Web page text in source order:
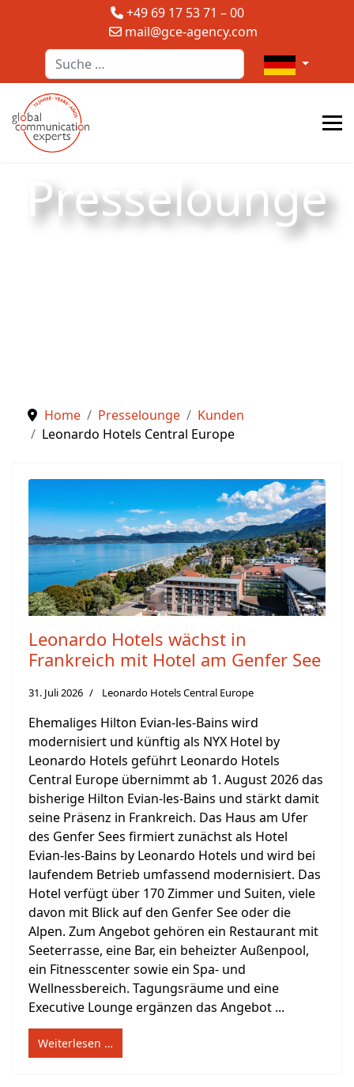
+49 69 17 53 71 – 00
mail@gce-agency.com
Suchen
Sprache
Presselounge
Home Presselounge
Kunden
Leonardo Hotels Central Europe
Leonardo Hotels wächst in
Frankreich mit Hotel am Genfer See
31. Juli 2026 Leonardo Hotels Central Europe
Ehemaliges Hilton Evian-les-Bains wird
modernisiert und künftig als NYX Hotel by
Leonardo Hotels geführt Leonardo Hotels
Central Europe übernimmt ab 1. August 2026 das
bisherige Hilton Evian-les-Bains und stärkt damit
seine Präsenz in Frankreich. Das Haus am Ufer
des Genfer Sees firmiert zunächst als Hotel
Evian-les-Bains by Leonardo Hotels und wird bei
laufendem Betrieb umfassend modernisiert. Das
Hotel verfügt über 170 Zimmer und Suiten, viele
davon mit Blick auf den Genfer See oder die
Alpen. Zum Angebot gehören ein Restaurant mit
Seeterrasse, eine Bar, ein beheizter Außenpool,
ein Fitnesscenter sowie ein Spa- und
Wellnessbereich. Tagungsräume und eine
Executive Lounge ergänzen das Angebot ...
Weiterlesen …